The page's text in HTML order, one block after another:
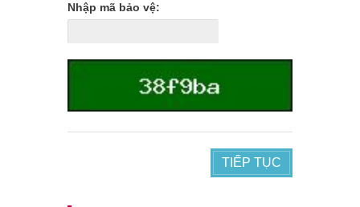
Nhập mã bảo vệ:
TIẾP TỤC